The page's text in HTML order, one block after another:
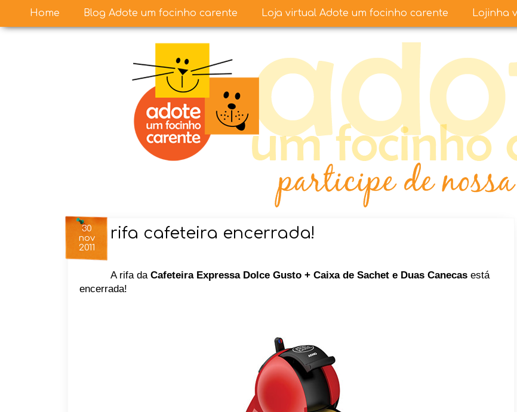
30
nov
2011
rifa cafeteira encerrada!
A rifa da Cafeteira Expressa Dolce Gusto + Caixa de Sachet e Duas Canecas está
encerrada!
Home Blog Adote um focinho carente Loja virtual Adote um focinho carente Lojinha